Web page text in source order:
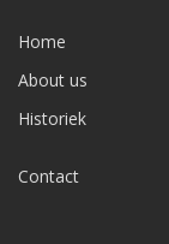
Home
About us
Historiek
Contact